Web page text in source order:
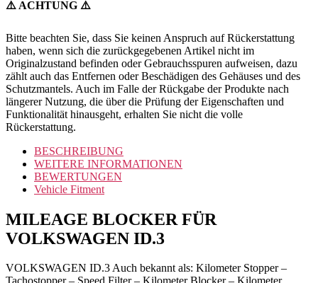
⚠️ ACHTUNG ⚠️
Bitte beachten Sie, dass Sie keinen Anspruch auf Rückerstattung
haben, wenn sich die zurückgegebenen Artikel nicht im
Originalzustand befinden oder Gebrauchsspuren aufweisen, dazu
zählt auch das Entfernen oder Beschädigen des Gehäuses und des
Schutzmantels. Auch im Falle der Rückgabe der Produkte nach
längerer Nutzung, die über die Prüfung der Eigenschaften und
Funktionalität hinausgeht, erhalten Sie nicht die volle
Rückerstattung.
BESCHREIBUNG
WEITERE INFORMATIONEN
BEWERTUNGEN
Vehicle Fitment
MILEAGE BLOCKER FÜR
VOLKSWAGEN ID.3
VOLKSWAGEN ID.3 Auch bekannt als: Kilometer Stopper –